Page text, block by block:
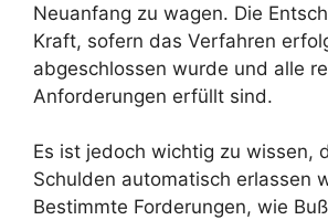
Neuanfang zu wagen. Die
Kraft, sofern das Verfahren
abgeschlossen wurde und alle
Anforderungen erfüllt sind.
Es ist jedoch wichtig zu wissen,
Schulden automatisch erlassen
Bestimmte Forderungen, wie